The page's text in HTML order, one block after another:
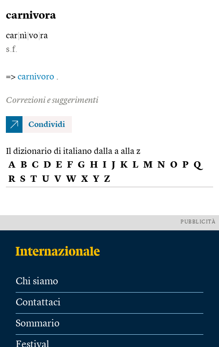
carnivora
car nì vo ra
s.f.
=> carnivoro
Correzioni e suggerimenti
Condividi
Il dizionario di italiano dalla a alla z
A B C D E F G H I J K L M N O P Q
R S T U V W X Y Z
PUBBLICITÀ
Chi siamo
Contattaci
Sommario
Festival